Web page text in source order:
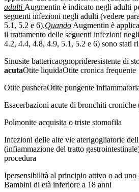
adulti Augmentin è indicato negli adulti
seguenti infezioni negli adulti (vedere
5.1, 5.2 e 6).Quando Augmentin è
il trattamento delle seguenti infezioni
4.2, 4.4, 4.8, 4.9, 5.1, 5.2 e 6) sono stati
Sinusite battericaognoprideresistente di
acutaOtite liquidaOtite cronica frequente
Otite pusheraOtite pungente
Esacerbazioni acute di bronchiti croniche
Polmonite acquisita o triste stomofila
Infezioni delle alte vie aterigogliatorie
(infiammazione del tratto
procedura
Ipersensibilità al principio attivo o ad uno
Bambini di età inferiore a 18 anni